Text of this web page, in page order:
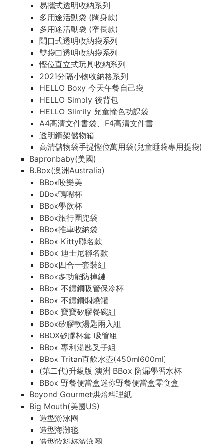
易攜式透明收納系列
多用途活動袋 (闊身款)
多用途活動袋 (窄長款)
闊口式透明收納袋系列
雙袋口透明收納袋系列
慳位直立式玩具收納系列
2021分隔小物收納格系列
HELLO Boxy 今天午餐自己袋
HELLO Simply 後背包
HELLO Slimily 兒童撞色功課袋
A4高清文件書袋、F4高清文件書
透明鋼架儲物箱
高清儲物袋手提慳位萬用袋(兒童睡袋專用提袋)
Bapronbaby(美國)
B.Box(澳洲Australia)
BBox咬樂美
BBox鴨嘴杯
BBox學飲杯
BBox旅行圍兜袋
BBox推車收納袋
BBox Kitty聯名款
BBox 迪士尼聯名款
BBox四合一套裝組
BBox多功能防掉鏈
BBox 不鏽鋼吸管保冷杯
BBox 不鏽鋼燜燒罐
BBox 寶寶矽膠餐碗組
BBox矽膠軟湯匙兩入組
BBOX矽膠杯套 吸管組
BBox 專利湯匙叉子組
BBox Tritan直飲水壺(450ml600ml)
(第二代)升級版 澳洲 BBox 防漏學習水杯
BBox 野餐便當盒迷你野餐便當盒零食盒
Beyond Gourmet烘焙料理紙
Big Mouth(美國US)
造型游泳圈
造型海灘毯
造型飲料杯游泳圈